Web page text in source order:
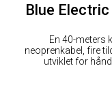
Blue
En 40-meters
neoprenkabel, fire
utviklet for